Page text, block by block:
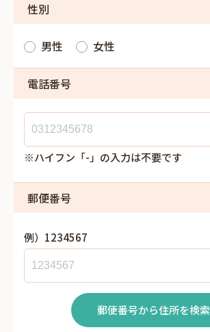
性別
男性 女性
電話番号
※ハイフン「-」の入力は不要です
郵便番号
例）1234567
郵便番号から住所を検索